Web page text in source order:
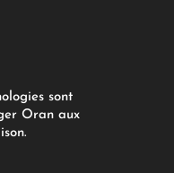
sont
Oran aux